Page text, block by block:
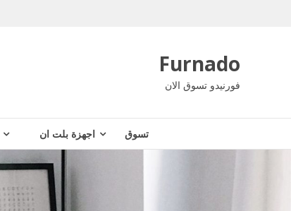
Furnado
فورنيدو تسوق الان
تسوق اجهزة بلت ان